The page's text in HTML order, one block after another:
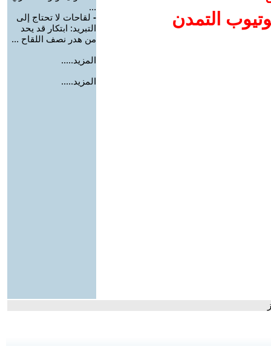
التمدن
...
- لقاحات لا تحتاج إلى
التبريد: ابتكار قد يحد
من هدر نصف اللقاح ...
المزيد.....
المزيد.....